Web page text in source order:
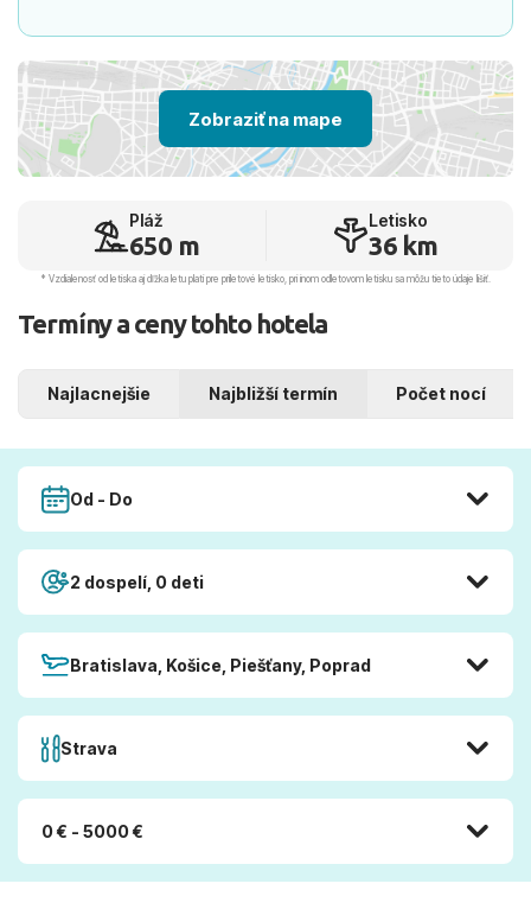
Zobraziť na mape
Pláž
650 m
Letisko
36 km
* Vzdialenosť od letiska aj dľžka letu platí pre príletové letisko, pri inom odletovom letisku sa môžu tieto údaje líšiť.
Termíny a ceny tohto hotela
Najlacnejšie Najbližší termín Počet nocí
Od - Do
2 dospelí, 0 deti
Bratislava, Košice, Piešťany, Poprad
Strava
0 € - 5000 €